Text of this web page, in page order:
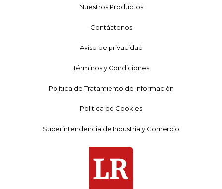
Nuestros Productos
Contáctenos
Aviso de privacidad
Términos y Condiciones
Política de Tratamiento de Información
Política de Cookies
Superintendencia de Industria y Comercio